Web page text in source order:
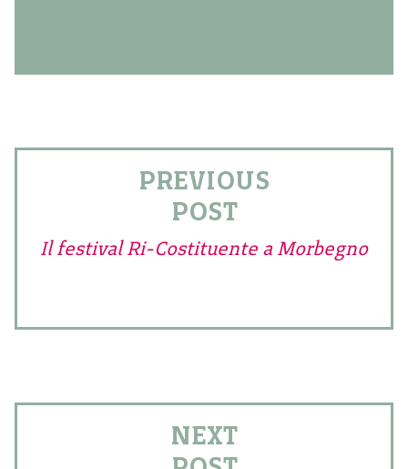
PREVIOUS
POST
Il festival Ri-Costituente a Morbegno
NEXT